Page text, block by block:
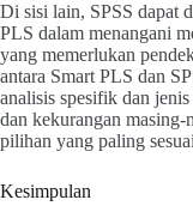
Di sisi lain, SPSS dapat
PLS dalam menangani
yang memerlukan
antara Smart PLS dan
analisis spesifik dan
dan kekurangan
pilihan yang paling
Kesimpulan